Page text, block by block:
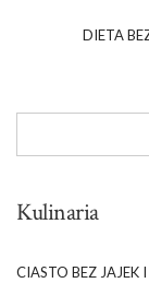
DIETA
Kulinaria
CIASTO BEZ JAJEK